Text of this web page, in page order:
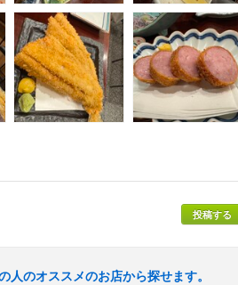
投稿する
のオススメのお店から探せます。